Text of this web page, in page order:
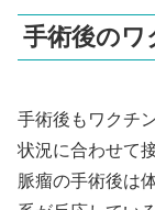
手術後のワ
手術後もワクチ
状況に合わせて
脈瘤の手術後は